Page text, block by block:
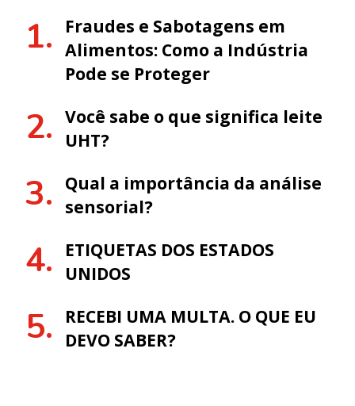
Fraudes e Sabotagens em
Alimentos: Como a Indústria
Pode se Proteger
Você sabe o que significa leite
UHT?
Qual a importância da análise
sensorial?
ETIQUETAS DOS ESTADOS
UNIDOS
RECEBI UMA MULTA. O QUE EU
DEVO SABER?